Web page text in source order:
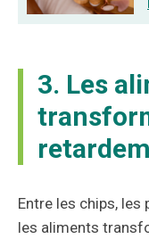
3. Les
Entre les chips,
les aliments